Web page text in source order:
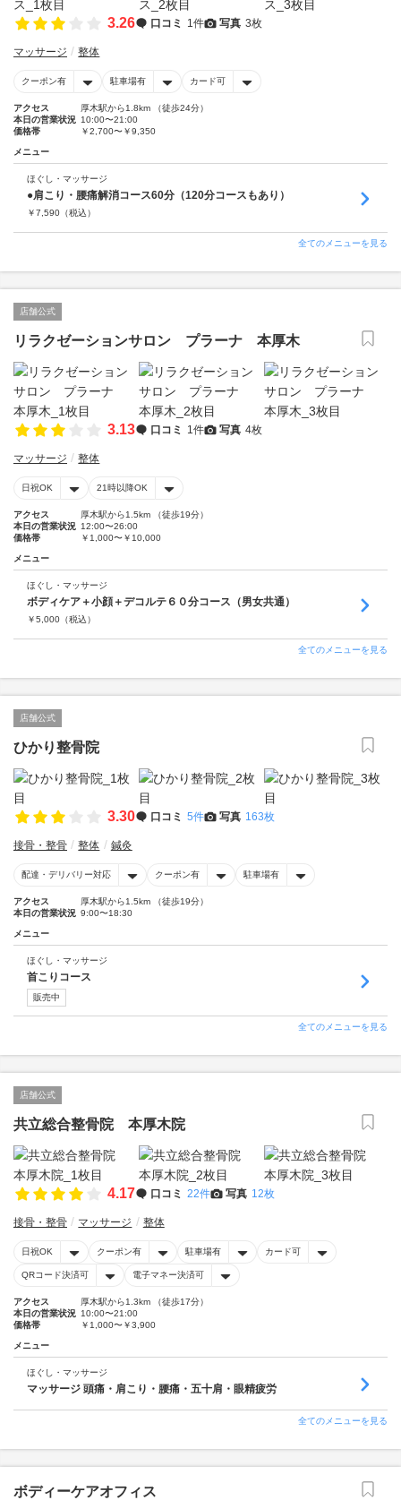
3.26 口コミ 1件 写真 3枚
マッサージ 整体
クーポン有 駐車場有 カード可
アクセス
厚木駅から1.8km （徒歩24分）
本日の営業状況 10:00〜21:00
価格帯
￥2,700〜￥9,350
メニュー
ほぐし・マッサージ
●肩こり・腰痛解消コース60分（120分コースもあり）
￥7,590 （税込）
全てのメニューを見る
店舗公式
リラクゼーションサロン プラーナ 本厚木
3.13 口コミ 1件 写真 4枚
マッサージ 整体
日祝OK 21時以降OK
アクセス
厚木駅から1.5km （徒歩19分）
本日の営業状況 12:00〜26:00
価格帯
￥1,000〜￥10,000
メニュー
ほぐし・マッサージ
ボディケア＋小顔＋デコルテ６０分コース（男女共通）
￥5,000 （税込）
全てのメニューを見る
店舗公式
ひかり整骨院
3.30 口コミ 5件 写真 163枚
接骨・整骨 整体 鍼灸
配達・デリバリー対応 クーポン有 駐車場有
アクセス
厚木駅から1.5km （徒歩19分）
本日の営業状況 9:00〜18:30
メニュー
ほぐし・マッサージ
首こりコース
販売中
全てのメニューを見る
店舗公式
共立総合整骨院 本厚木院
4.17 口コミ 22件 写真 12枚
接骨・整骨 マッサージ 整体
日祝OK クーポン有 駐車場有 カード可
QRコード決済可 電子マネー決済可
アクセス
厚木駅から1.3km （徒歩17分）
本日の営業状況 10:00〜21:00
価格帯
￥1,000〜￥3,900
メニュー
ほぐし・マッサージ
マッサージ 頭痛・肩こり・腰痛・五十肩・眼精疲労
全てのメニューを見る
ボディーケアオフィス